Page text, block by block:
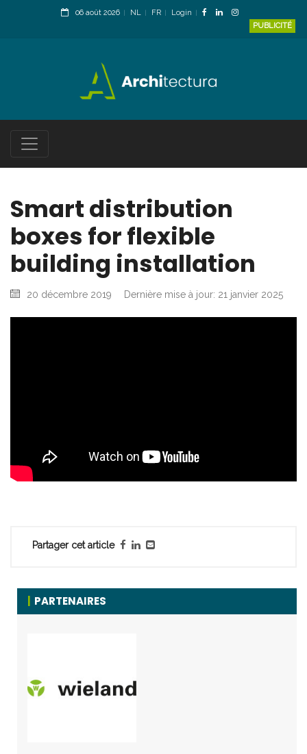
06 août 2026 NL FR
Login
PUBLICITÉ
Smart distribution
boxes for flexible
building installation
20 décembre 2019 Dernière mise à jour: 21 janvier 2025
Partager cet article
PARTENAIRES